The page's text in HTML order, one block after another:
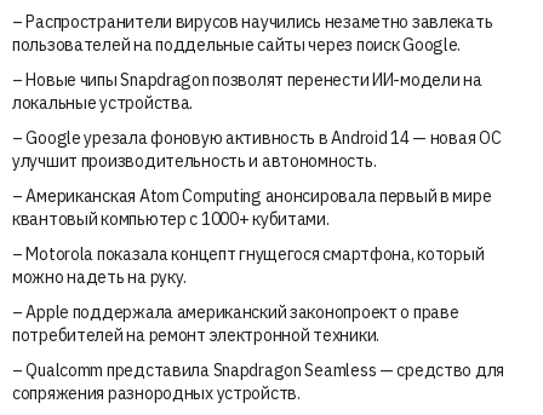
– Распространители вирусов научились незаметно завлекать
пользователей на поддельные сайты через поиск Google.
– Новые чипы Snapdragon позволят перенести ИИ-модели на
локальные устройства.
– Google урезала фоновую активность в Android 14 — новая ОС
улучшит производительность и автономность.
– Американская Atom Computing анонсировала первый в мире
квантовый компьютер с 1000+ кубитами.
– Motorola показала концепт гнущегося смартфона, который
можно надеть на руку.
– Apple поддержала американский законопроект о праве
потребителей на ремонт электронной техники.
– Qualcomm представила Snapdragon Seamless — средство для
сопряжения разнородных устройств.